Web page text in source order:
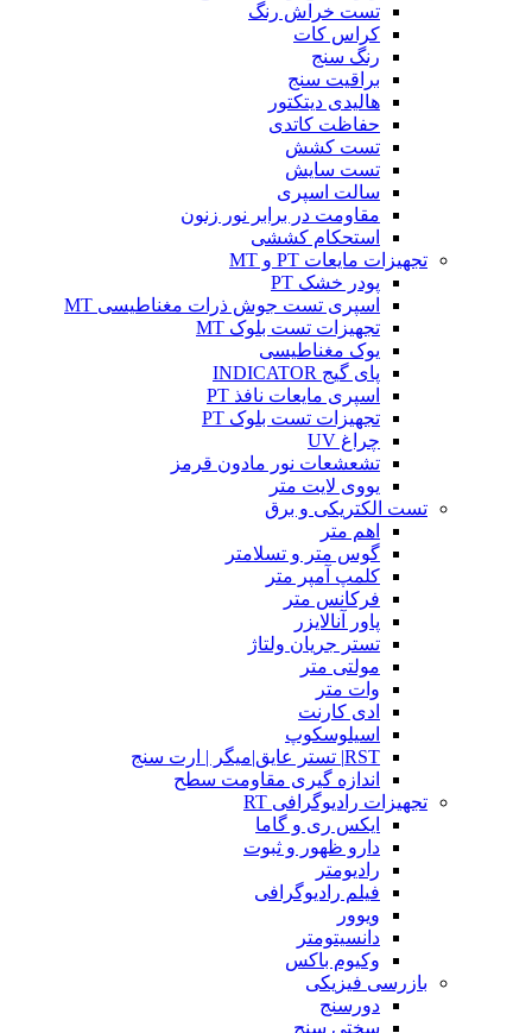
تست خراش رنگ
کراس کات
رنگ سنج
براقیت سنج
هالیدی دیتکتور
حفاظت کاتدی
تست کشش
تست سایش
سالت اسپری
مقاومت در برابر نور زنون
استحکام کششی
تجهیزات مایعات PT و MT
پودر خشک PT
اسپری تست جوش ذرات مغناطیسی MT
تجهیزات تست بلوک MT
یوک مغناطیسی
پای گیج INDICATOR
اسپری مایعات نافذ PT
تجهیزات تست بلوک PT
چراغ UV
تشعشعات نور مادون قرمز
یووی لایت متر
تست الکتریکی و برق
اهم متر
گوس متر و تسلامتر
کلمپ آمپر متر
فرکانس متر
پاور آنالایزر
تستر جریان ولتاژ
مولتی متر
وات متر
ادی کارنت
اسیلوسکوپ
RST| تستر عایق|میگر | ارت سنج
اندازه گیری مقاومت سطح
تجهیزات رادیوگرافی RT
ایکس ری و گاما
دارو ظهور و ثبوت
رادیومتر
فیلم رادیوگرافی
ویوور
دانسیتومتر
وکیوم باکس
بازرسی فیزیکی
دورسنج
سختی سنج